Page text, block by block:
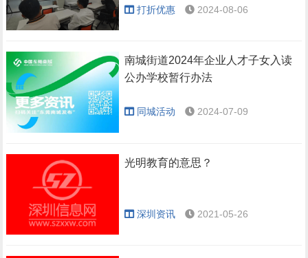
打折优惠 2024-08-06
南城街道2024年企业人才子女入读
公办学校暂行办法
同城活动 2024-07-09
光明教育的意思？
深圳资讯 2021-05-26